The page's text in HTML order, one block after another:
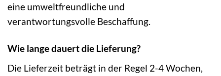
eine umweltfreundliche und
verantwortungsvolle Beschaffung.
Wie lange dauert die Lieferung?
Die Lieferzeit beträgt in der Regel 2-4 Wochen,